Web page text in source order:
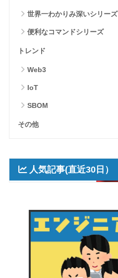
世界一わかりみ深いシリーズ
便利なコマンドシリーズ
トレンド
Web3
IoT
SBOM
その他
人気記事(直近30日）